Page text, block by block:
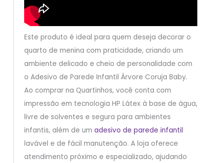
Este produto é ideal para quem deseja decorar o
quarto de menina com praticidade, criando um
ambiente delicado e cheio de personalidade com
o Adesivo de Parede Infantil Árvore Coruja Baby.
Ao comprar na Quartinhos, você conta com
impressão em tecnologia HP Látex à base de água,
livre de solventes e segura para ambientes
infantis, além de um adesivo de parede infantil
lavável e de fácil manutenção. A loja oferece
atendimento próximo e especializado, ajudando